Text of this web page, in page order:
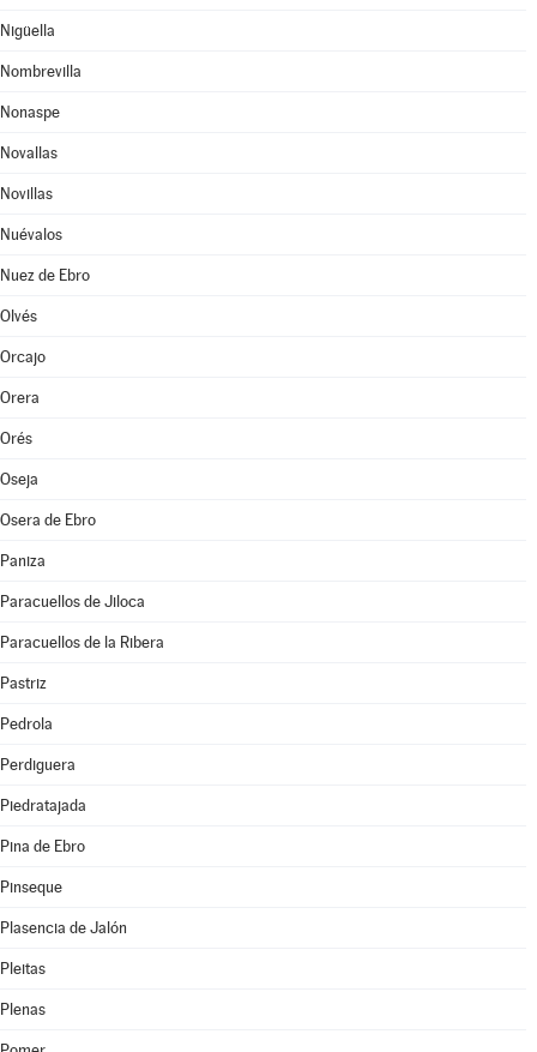
Nigüella
Nombrevilla
Nonaspe
Novallas
Novillas
Nuévalos
Nuez de Ebro
Olvés
Orcajo
Orera
Orés
Oseja
Osera de Ebro
Paniza
Paracuellos de Jiloca
Paracuellos de la Ribera
Pastriz
Pedrola
Perdiguera
Piedratajada
Pina de Ebro
Pinseque
Plasencia de Jalón
Pleitas
Plenas